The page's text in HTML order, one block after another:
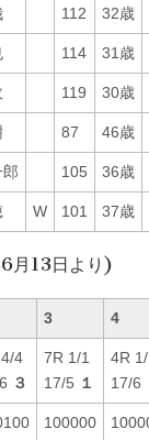
112 32歳
114 31歳
119 30歳
87 46歳
105 36歳
W 101 37歳
月13日より)
3 4
4
３
7R 1/1
17/5 １
4R 1/
17/6
100000